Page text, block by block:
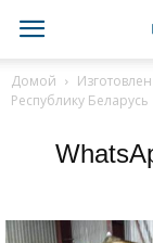
Домой
Республику Беларусь